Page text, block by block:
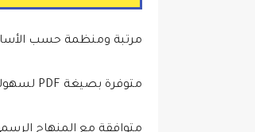
مرتبة ومنظمة حسب
متوفرة بصيغة PDF لسهولة التحميل والطباعة.